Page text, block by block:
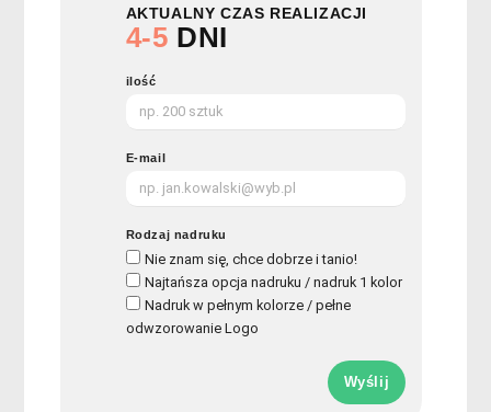
AKTUALNY CZAS REALIZACJI
4-5 DNI
ilość
E-mail
Rodzaj nadruku
Nie znam się, chce dobrze i tanio!
Najtańsza opcja nadruku / nadruk 1 kolor
Nadruk w pełnym kolorze / pełne
odwzorowanie Logo
Wyślij